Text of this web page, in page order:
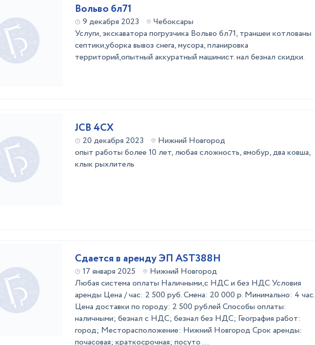
Вольво бл71
9 декабря 2023
Чебоксары
Услуги, экскаватора погрузчика Вольво бл71, траншеи котлованы
септики,уборка вывоз снега, мусора, планировка
территорий,опытный аккуратный машинист. нал безнал скидки.
JCB 4CX
20 декабря 2023
Нижний Новгород
опыт работы более 10 лет, любая сложность, ямобур, два ковша,
клык рыхлитель
Сдается в аренду ЭП AST388H
17 января 2025
Нижний Новгород
Любая система оплаты Наличными,с НДС и без НДС Условия
аренды Цена / час: 2 500 руб. Смена: 20 000 р. Минимально: 4 час.
Цена доставки по городу: 2 500 рублей Способы оплаты:
наличными; безнал с НДС; безнал без НДС; География работ:
город; Месторасположение: Нижний Новгород Срок аренды:
почасовая; краткосрочная; посуто ...